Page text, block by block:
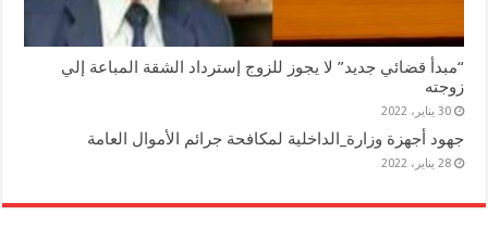
“مبدأ قضائي جديد” لا يجوز للزوج إسترداد الشقة المباعة إلي
زوجته
30 يناير، 2022
جهود أجهزة وزارة_الداخلية لمكافحة جرائم الأموال العامة
28 يناير، 2022